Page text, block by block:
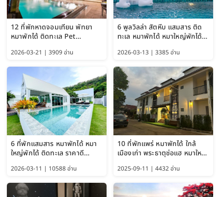
12 ที่พักหาดจอมเทียน พัทยา
หมาพักได้ ติดทะเล Pet
พักได้ อัปเดต 2569
2026-03-21 | 3909 อ่าน
6 พูลวิลล่า สัตหีบ แสมสาร ติด
ทะเล หมาพักได้ หมาใหญ่พักได้
2026-03-13 | 3385 อ่าน
6 ที่พักแสมสาร หมาพักได้ หมา
ใหญ่พักได้ ติดทะเล ราคาดี
2026-03-11 | 10588 อ่าน
10 ที่พักแพร่ หมาพักได้ ใกล้
เมืองเก่า พระธาตุช่อแฮ หมาใหญ่
2025-09-11 | 4432 อ่าน